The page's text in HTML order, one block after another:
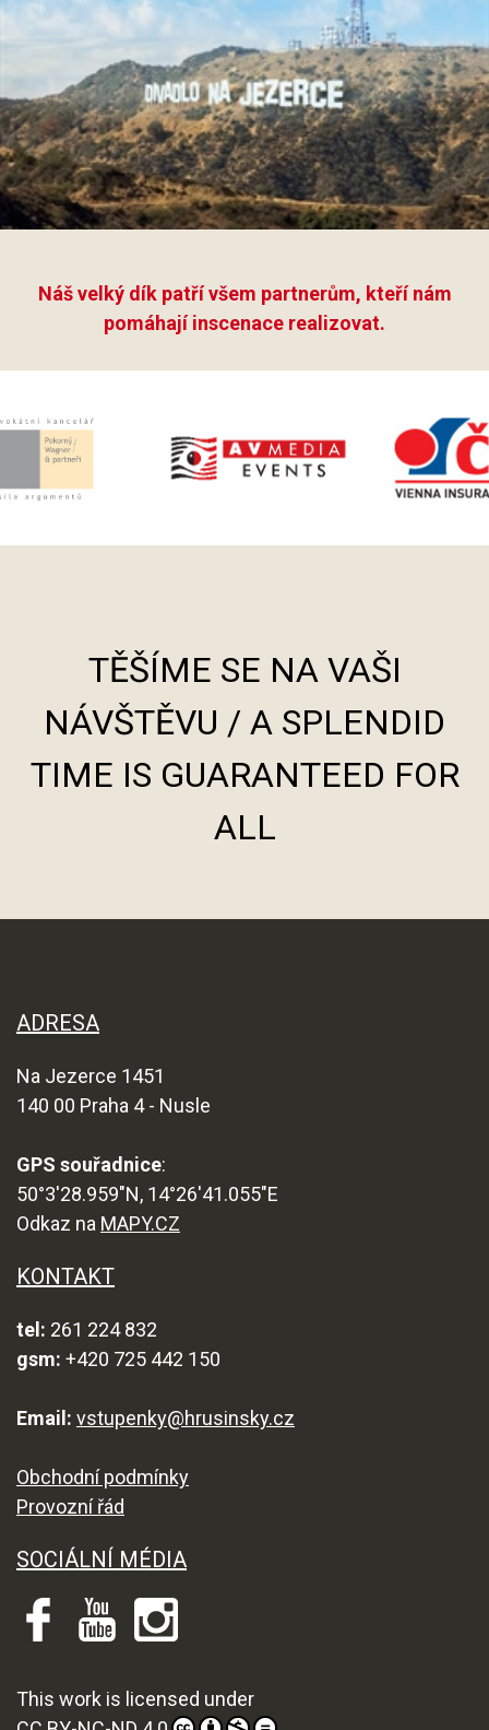
Náš velký dík patří všem partnerům, kteří nám
pomáhají inscenace realizovat.
TĚŠÍME SE NA VAŠI
NÁVŠTĚVU / A SPLENDID
TIME IS GUARANTEED FOR
ALL
ADRESA
Na Jezerce 1451
140 00 Praha 4 - Nusle
GPS souřadnice:
50°3'28.959"N, 14°26'41.055"E
Odkaz na MAPY.CZ
KONTAKT
tel: 261 224 832
gsm: +420 725 442 150
Email: vstupenky@hrusinsky.cz
Obchodní podmínky
Provozní řád
SOCIÁLNÍ MÉDIA
This work is licensed under